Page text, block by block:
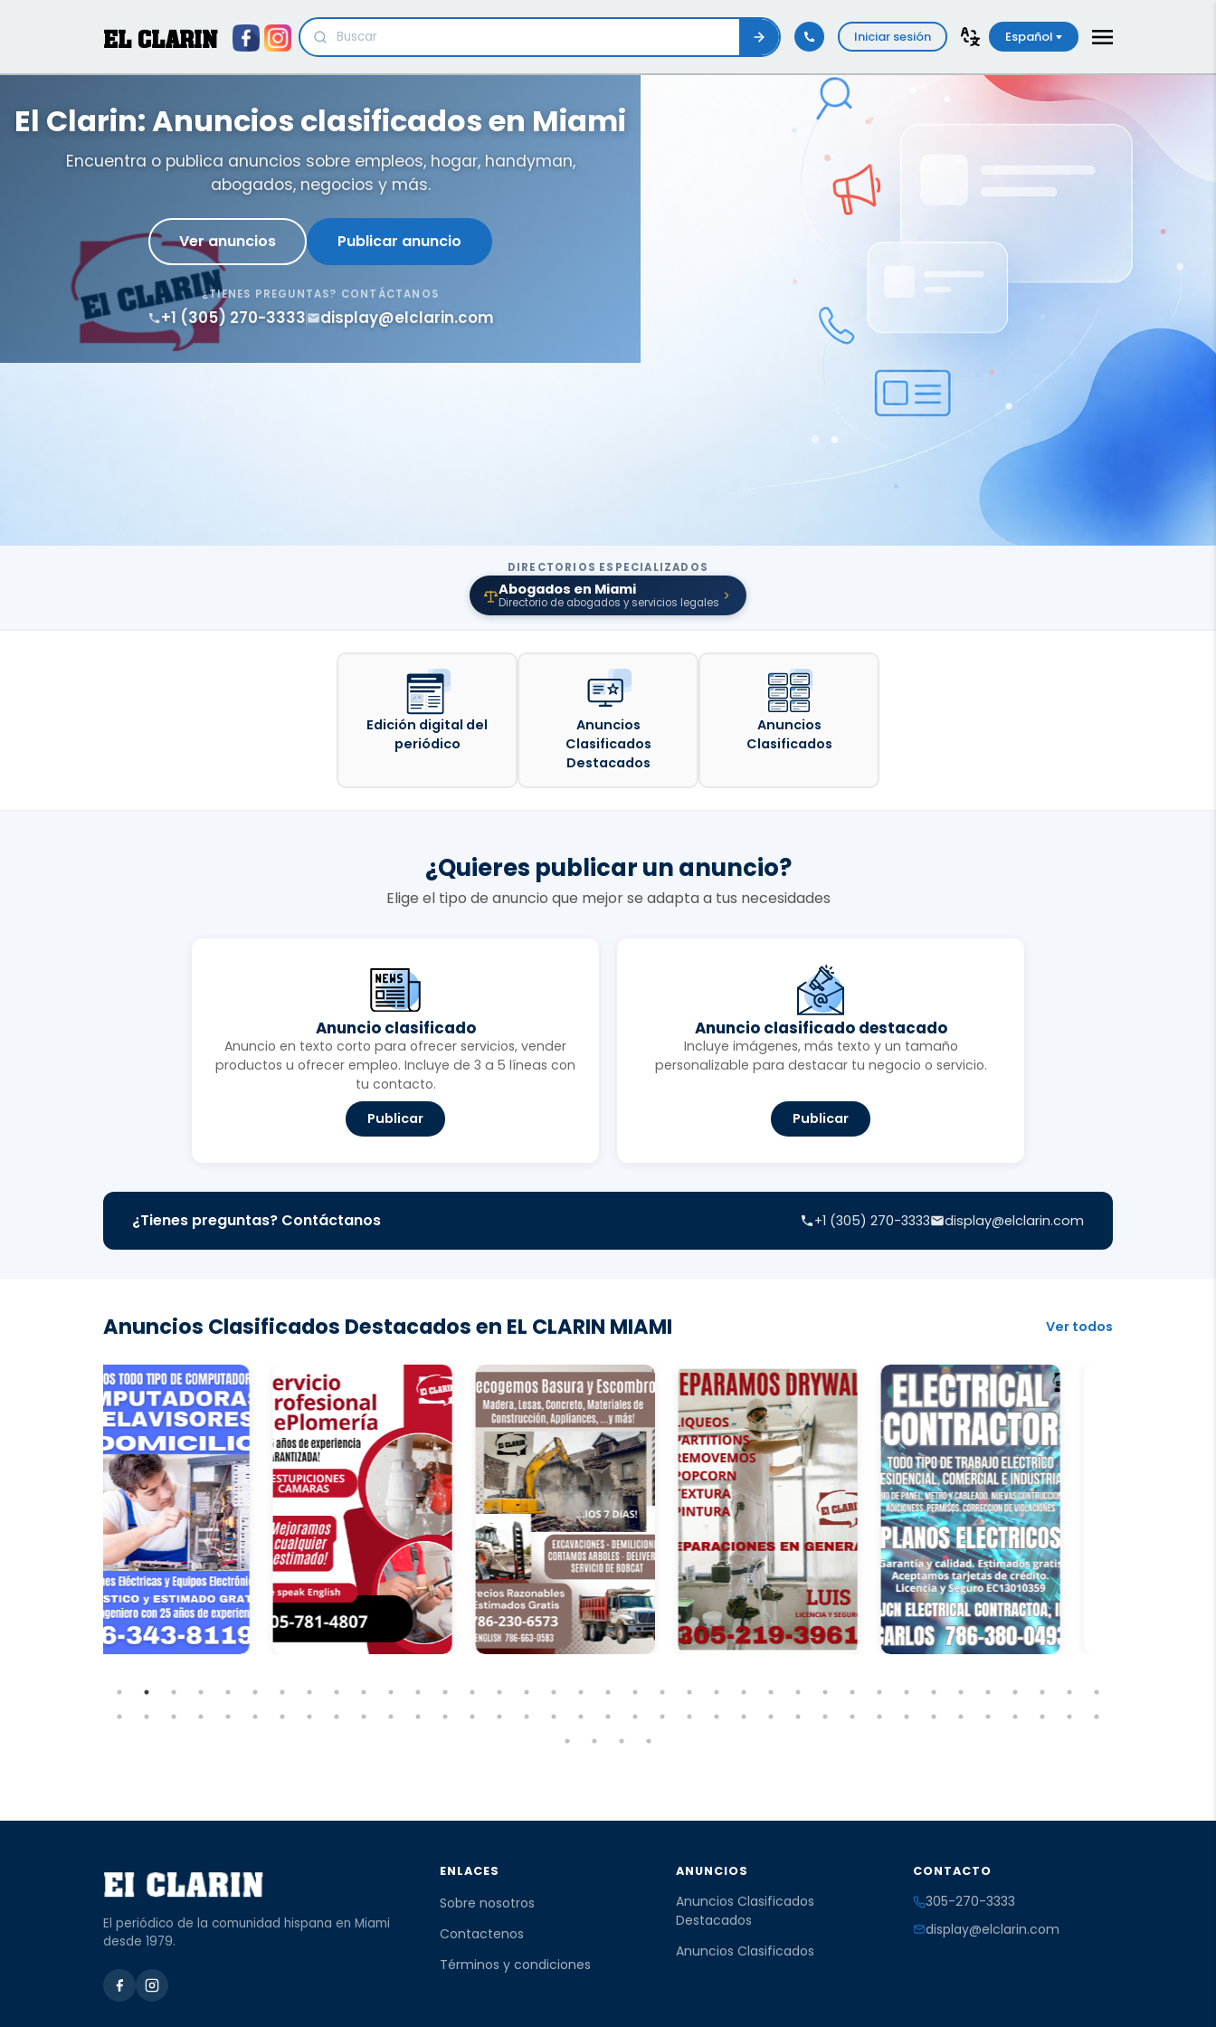
EL CLARIN Iniciar sesión Español
El Clarin: Anuncios clasificados en Miami
Encuentra o publica anuncios sobre empleos, hogar, handyman,
abogados, negocios y más.
Ver anuncios Publicar anuncio
¿TIENES PREGUNTAS? CONTÁCTANOS
+1 (305) 270-3333 display@elclarin.com
DIRECTORIOS ESPECIALIZADOS
Abogados en Miami
Directorio de abogados y servicios legales
Edición digital del
periódico
Anuncios
Clasificados
Destacados
Anuncios
Clasificados
¿Quieres publicar un anuncio?
Elige el tipo de anuncio que mejor se adapta a tus necesidades
Anuncio clasificado
Anuncio en texto corto para ofrecer servicios, vender
productos u ofrecer empleo. Incluye de 3 a 5 líneas con
tu contacto.
Publicar
Anuncio clasificado destacado
Incluye imágenes, más texto y un tamaño
personalizable para destacar tu negocio o servicio.
Publicar
¿Tienes preguntas? Contáctanos +1 (305) 270-3333 display@elclarin.com
Anuncios Clasificados Destacados en EL CLARIN MIAMI Ver todos
El periódico de la comunidad hispana en Miami
desde 1979.
ENLACES
Sobre nosotros
Contactenos
Términos y condiciones
ANUNCIOS
Anuncios Clasificados
Destacados
Anuncios Clasificados
CONTACTO
305-270-3333
display@elclarin.com